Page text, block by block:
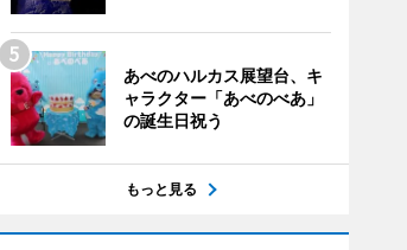
あべのハルカス展望台、キ
ャラクター「あべのべあ」
の誕生日祝う
もっと見る